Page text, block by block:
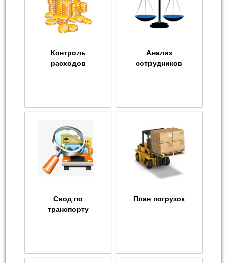
Контроль
расходов
Анализ
сотрудников
Свод по
транспорту
План погрузок